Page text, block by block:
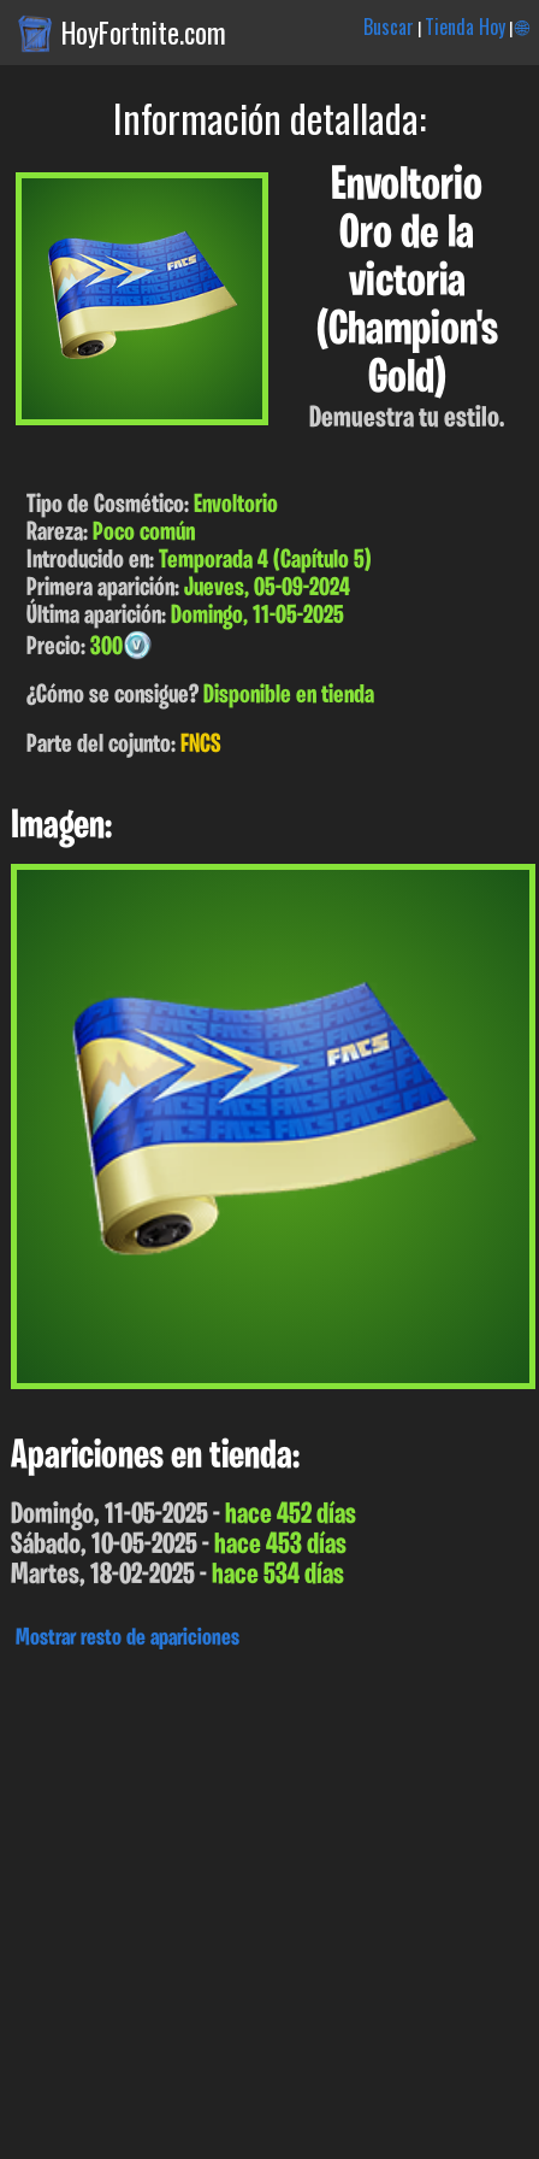
HoyFortnite.com Buscar |Tienda Hoy|🌐
Información detallada:
Envoltorio
Oro de la
victoria
(Champion's
Gold)
Demuestra tu estilo.
Tipo de Cosmético:Envoltorio
Rareza:Poco común
Introducido en:Temporada 4 (Capítulo 5)
Primera aparición:Jueves, 05-09-2024
Última aparición:Domingo, 11-05-2025
Precio:300
¿Cómo se consigue?Disponible en tienda
Parte del cojunto:FNCS
Imagen:
Apariciones en tienda:
Domingo, 11-05-2025 -hace 452 días
Sábado, 10-05-2025 -hace 453 días
Martes, 18-02-2025 -hace 534 días
Mostrar resto de apariciones